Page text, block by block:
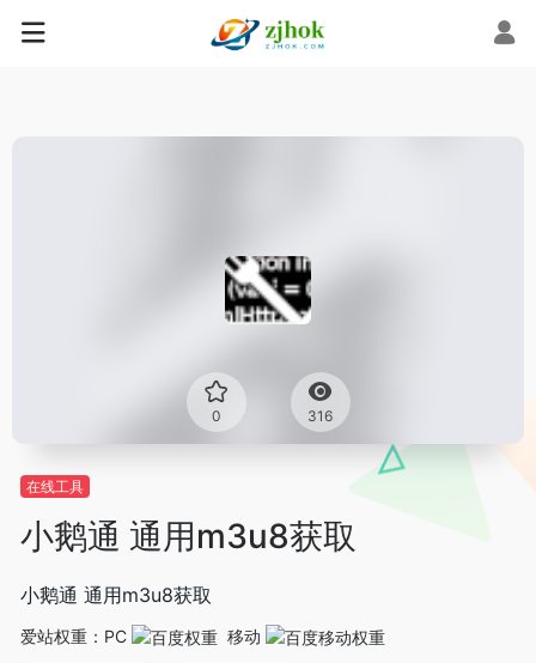
0 316
在线工具
小鹅通 通用m3u8获取
小鹅通 通用m3u8获取
爱站权重： PC 移动